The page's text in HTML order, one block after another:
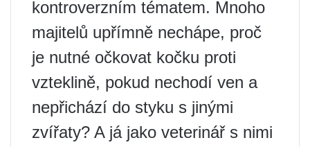
kontroverzním tématem. Mnoho
majitelů upřímně nechápe, proč
je nutné očkovat kočku proti
vzteklině, pokud nechodí ven a
nepřichází do styku s jinými
zvířaty? A já jako veterinář s nimi